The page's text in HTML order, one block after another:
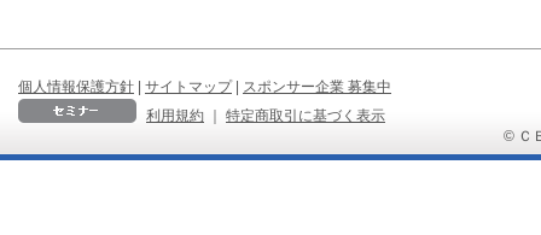
個人情報保護方針 | サイトマップ | スポンサー企業 募集中
利用規約
｜
特定商取引に基づく表示
© Ｃ